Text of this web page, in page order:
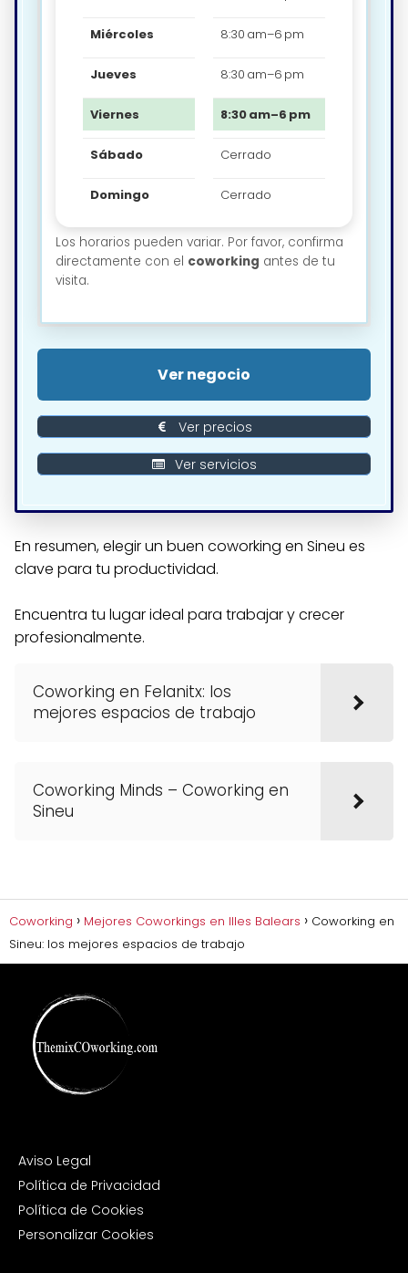
Miércoles 8:30 am–6 pm
Jueves 8:30 am–6 pm
Viernes 8:30 am–6 pm
Sábado Cerrado
Domingo Cerrado
Los horarios pueden variar. Por favor, confirma
directamente con el coworking antes de tu
visita.
Ver negocio
Ver precios
Ver servicios
En resumen, elegir un buen coworking en Sineu es
clave para tu productividad.
Encuentra tu lugar ideal para trabajar y crecer
profesionalmente.
Coworking en Felanitx: los
mejores espacios de trabajo
Coworking Minds – Coworking en
Sineu
Coworking Mejores Coworkings en Illes Balears
Coworking en
Sineu: los mejores espacios de trabajo
Aviso Legal
Política de Privacidad
Política de Cookies
Personalizar Cookies